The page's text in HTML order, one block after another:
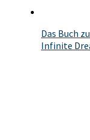
Das Buch
Infinite